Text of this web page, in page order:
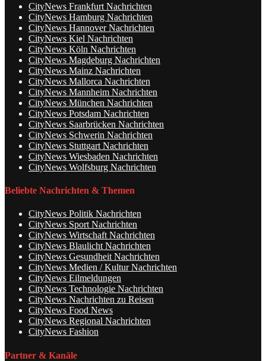
CityNews Frankfurt Nachrichten
CityNews Hamburg Nachrichten
CityNews Hannover Nachrichten
CityNews Kiel Nachrichten
CityNews Köln Nachrichten
CityNews Magdeburg Nachrichten
CityNews Mainz Nachrichten
CityNews Mallorca Nachrichten
CityNews Mannheim Nachrichten
CityNews München Nachrichten
CityNews Potsdam Nachrichten
CityNews Saarbrücken Nachrichten
CityNews Schwerin Nachrichten
CityNews Stuttgart Nachrichten
CityNews Wiesbaden Nachrichten
CityNews Wolfsburg Nachrichten
Beliebte Nachrichten & Themen
CityNews Politik Nachrichten
CityNews Sport Nachrichten
CityNews Wirtschaft Nachrichten
CityNews Blaulicht Nachrichten
CityNews Gesundheit Nachrichten
CityNews Medien / Kultur Nachrichten
CityNews Eilmeldungen
CityNews Technologie Nachrichten
CityNews Nachrichten zu Reisen
CityNews Food News
CityNews Regional Nachrichten
CityNews Fashion
Partner & Kanäle